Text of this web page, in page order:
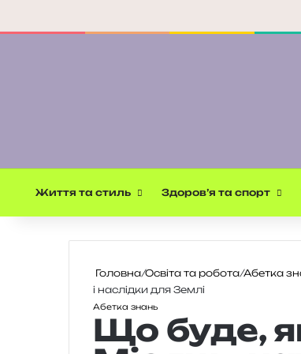
Життя та стиль Здоров’я та спорт
Головна/Освіта та робота/Абетка
і наслідки для Землі
Абетка знань
Що буде,